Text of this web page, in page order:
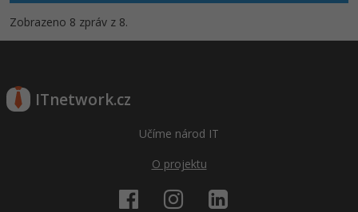
Zobrazeno 8 zpráv z 8.
ITnetwork.cz
Učíme národ IT
O projektu